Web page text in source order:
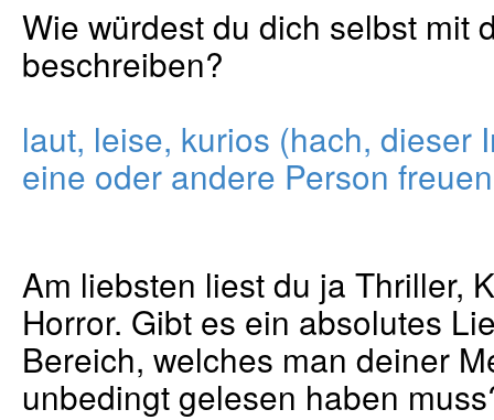
Wie würdest du dich selbst mit
beschreiben?
laut, leise, kurios (hach, dieser
eine oder andere Person
Am liebsten liest du ja Thriller,
Horror. Gibt es ein absolutes
Bereich, welches man deiner
unbedingt gelesen haben